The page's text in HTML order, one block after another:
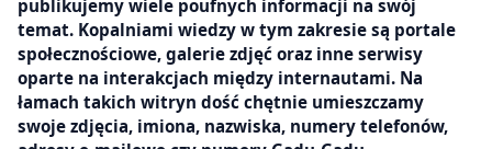
publikujemy wiele poufnych informacji na swój
temat. Kopalniami wiedzy w tym zakresie są portale
społecznościowe, galerie zdjęć oraz inne serwisy
oparte na interakcjach między internautami. Na
łamach takich witryn dość chętnie umieszczamy
swoje zdjęcia, imiona, nazwiska, numery telefonów,